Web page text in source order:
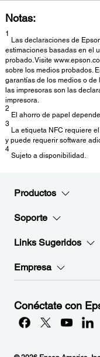
Notas:
1
Las declaraciones de
estimaciones basadas en el
probado. Visite
sobre los medios probados.
garantías de los medios o de
las impresoras son las
impresora.
2
El ahorro de papel
3
La etiqueta NFC requiere
y puede requerir software
4
Sujeto a disponibilidad.
Productos
Soporte
Links Sugeridos
Empresa
Conéctate con